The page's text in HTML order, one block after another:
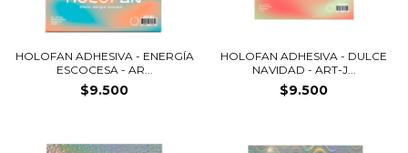
HOLOFAN ADHESIVA - ENERGÍA
ESCOCESA - AR...
$9.500
HOLOFAN ADHESIVA - DULCE
NAVIDAD - ART-J...
$9.500